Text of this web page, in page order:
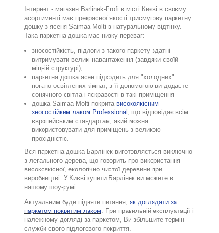
Інтернет - магазин Barlinek-Profi в місті Києві в своєму
асортименті має прекрасної якості трисмугову паркетну
дошку з ясеня Saimaa Molti в натуральному відтінку.
Така паркетна дошка має низку переваг:
зносостійкість, підлоги з такого паркету здатні
витримувати великі навантаження (завдяки своїй
міцній структурі);
паркетна дошка ясен підходить для "холодних",
погано освітлених кімнат, з її допомогою ви додасте
сонячного світла і яскравості в такі приміщення;
дошка Saimaa Molti покрита високоякісним
зносостійким лаком Professional , що відповідає всім
європейським стандартам, який можна
використовувати для приміщень з великою
прохідністю.
Вся паркетна дошка Барлінек виготовляється виключно
з легального дерева, що говорить про використання
високоякісної, екологічно чистої деревини при
виробництві. У Києві купити Барлінек ви можете в
нашому шоу-румі.
Актуальним буде підняти питання, як доглядати за
паркетом покритим лаком. При правильній експлуатації і
належному догляді за паркетом, Ви збільшите термін
служби свого підлогового покриття.